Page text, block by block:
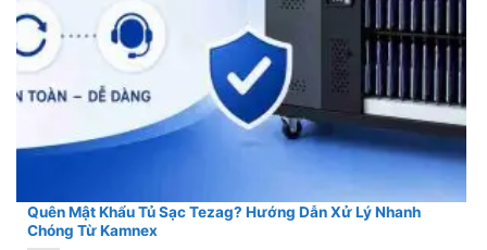
Quên Mật Khẩu Tủ Sạc Tezag? Hướng Dẫn Xử Lý Nhanh
Chóng Từ Kamnex